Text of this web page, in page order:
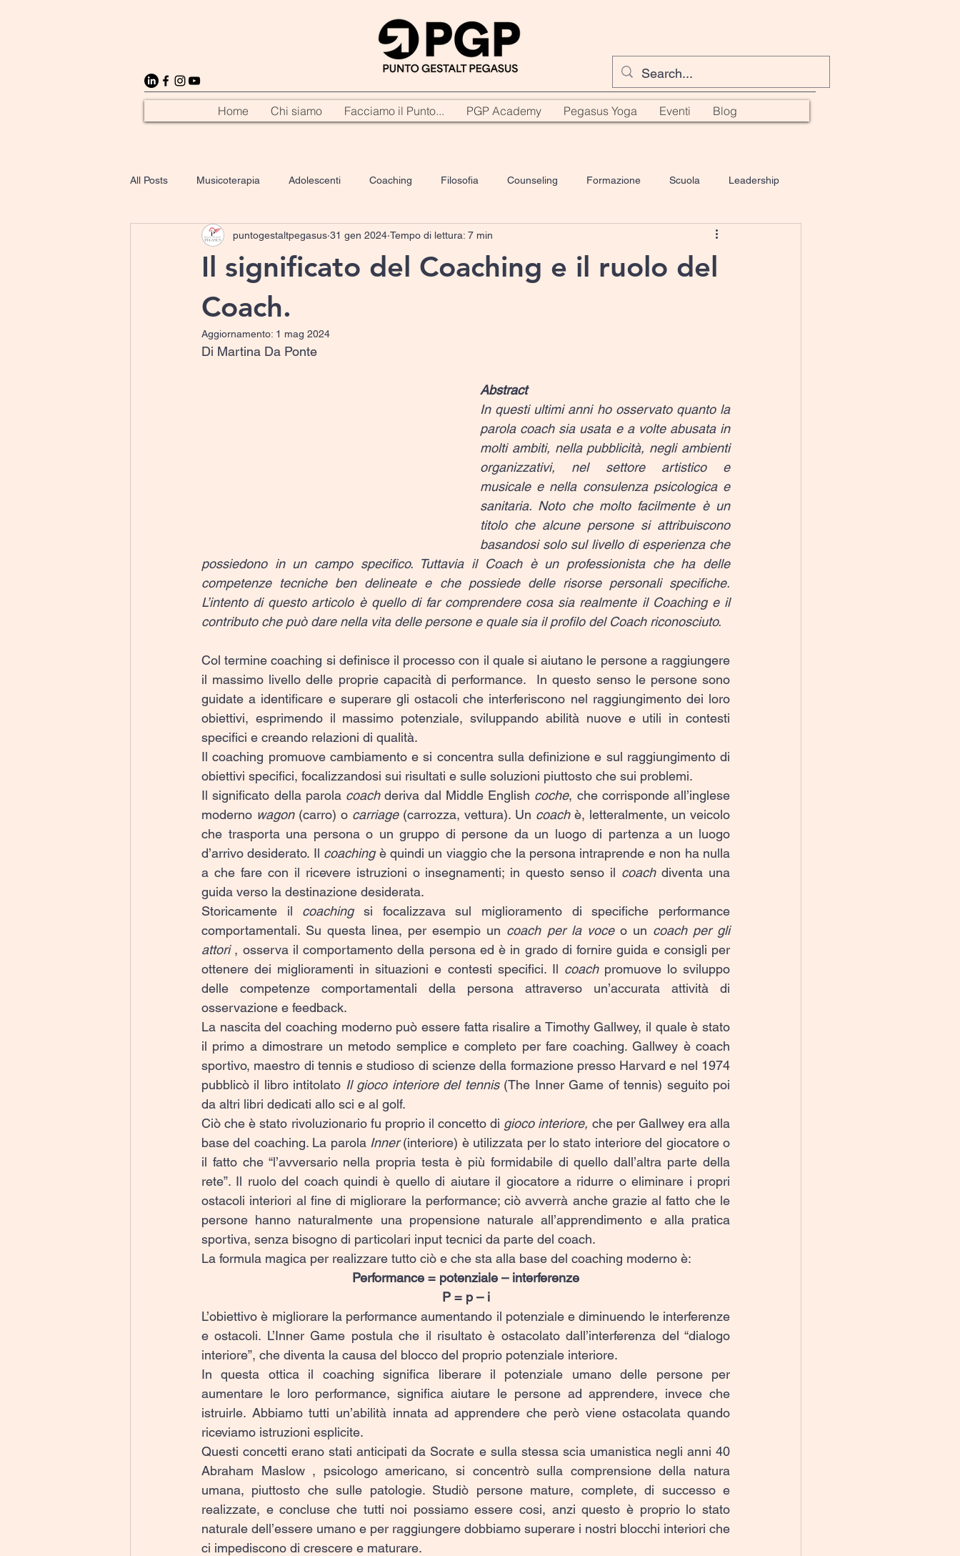
Home Chi siamo Facciamo il Punto... PGP Academy Pegasus Yoga Eventi Blog
All Posts Musicoterapia Adolescenti Coaching Filosofia Counseling Formazione Scuola Leadership
Crescita personale Cultura Genitorialità Yoga PNL spiritualità
Il significato del Coaching e il ruolo del
Coach.
puntogestaltpegasus 31 gen 2024 Tempo di lettura: 7 min
Aggiornamento: 1 mag 2024
Di Martina Da Ponte
Abstract
In questi ultimi anni ho osservato quanto la
parola coach sia usata e a volte abusata in
molti ambiti, nella pubblicità, negli ambienti
organizzativi, nel settore artistico e
musicale e nella consulenza psicologica e
sanitaria. Noto che molto facilmente è un
titolo che alcune persone si attribuiscono
basandosi solo sul livello di esperienza che
possiedono in un campo specifico. Tuttavia il Coach è un professionista che ha delle
competenze tecniche ben delineate e che possiede delle risorse personali specifiche.
L’intento di questo articolo è quello di far comprendere cosa sia realmente il Coaching e il
contributo che può dare nella vita delle persone e quale sia il profilo del Coach riconosciuto.
Col termine coaching si definisce il processo con il quale si aiutano le persone a raggiungere
il massimo livello delle proprie capacità di performance.  In questo senso le persone sono
guidate a identificare e superare gli ostacoli che interferiscono nel raggiungimento dei loro
obiettivi, esprimendo il massimo potenziale, sviluppando abilità nuove e utili in contesti
specifici e creando relazioni di qualità.
Il coaching promuove cambiamento e si concentra sulla definizione e sul raggiungimento di
obiettivi specifici, focalizzandosi sui risultati e sulle soluzioni piuttosto che sui problemi.
Il significato della parola coach deriva dal Middle English coche, che corrisponde all’inglese
moderno wagon (carro) o carriage (carrozza, vettura). Un coach è, letteralmente, un veicolo
che trasporta una persona o un gruppo di persone da un luogo di partenza a un luogo
d’arrivo desiderato. Il coaching è quindi un viaggio che la persona intraprende e non ha nulla
a che fare con il ricevere istruzioni o insegnamenti; in questo senso il coach diventa una
guida verso la destinazione desiderata.
Storicamente il coaching si focalizzava sul miglioramento di specifiche performance
comportamentali. Su questa linea, per esempio un coach per la voce o un coach per gli
attori , osserva il comportamento della persona ed è in grado di fornire guida e consigli per
ottenere dei miglioramenti in situazioni e contesti specifici. Il coach promuove lo sviluppo
delle competenze comportamentali della persona attraverso un’accurata attività di
osservazione e feedback.
La nascita del coaching moderno può essere fatta risalire a Timothy Gallwey, il quale è stato
il primo a dimostrare un metodo semplice e completo per fare coaching. Gallwey è coach
sportivo, maestro di tennis e studioso di scienze della formazione presso Harvard e nel 1974
pubblicò il libro intitolato Il gioco interiore del tennis (The Inner Game of tennis) seguito poi
da altri libri dedicati allo sci e al golf.
Ciò che è stato rivoluzionario fu proprio il concetto di gioco interiore, che per Gallwey era alla
base del coaching. La parola Inner (interiore) è utilizzata per lo stato interiore del giocatore o
il fatto che “l’avversario nella propria testa è più formidabile di quello dall’altra parte della
rete”. Il ruolo del coach quindi è quello di aiutare il giocatore a ridurre o eliminare i propri
ostacoli interiori al fine di migliorare la performance; ciò avverrà anche grazie al fatto che le
persone hanno naturalmente una propensione naturale all’apprendimento e alla pratica
sportiva, senza bisogno di particolari input tecnici da parte del coach.
La formula magica per realizzare tutto ciò e che sta alla base del coaching moderno è:
Performance = potenziale – interferenze
P = p – i
L’obiettivo è migliorare la performance aumentando il potenziale e diminuendo le interferenze
e ostacoli. L’Inner Game postula che il risultato è ostacolato dall’interferenza del “dialogo
interiore”, che diventa la causa del blocco del proprio potenziale interiore.
In questa ottica il coaching significa liberare il potenziale umano delle persone per
aumentare le loro performance, significa aiutare le persone ad apprendere, invece che
istruirle. Abbiamo tutti un’abilità innata ad apprendere che però viene ostacolata quando
riceviamo istruzioni esplicite.
Questi concetti erano stati anticipati da Socrate e sulla stessa scia umanistica negli anni 40
Abraham Maslow , psicologo americano, si concentrò sulla comprensione della natura
umana, piuttosto che sulle patologie. Studiò persone mature, complete, di successo e
realizzate, e concluse che tutti noi possiamo essere cosi, anzi questo è proprio lo stato
naturale dell’essere umano e per raggiungere dobbiamo superare i nostri blocchi interiori che
ci impediscono di crescere e maturare.